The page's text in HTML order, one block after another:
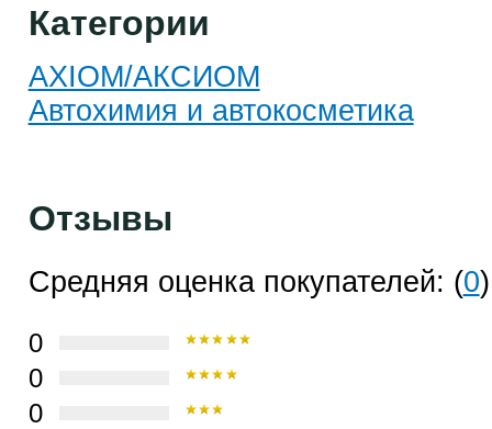
Категории
AXIOM/АКСИОМ
Автохимия и автокосметика
Отзывы
Средняя оценка покупателей: (0)
0
0
0